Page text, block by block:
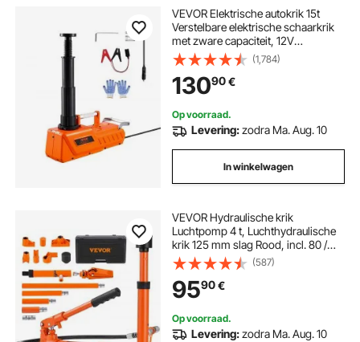
VEVOR Elektrische autokrik 15t
Verstelbare elektrische schaarkrik
met zware capaciteit, 12V
bandenwissel met dubbele voeding
en led-verlichting, krikset voor
sedan, SUV, vrachtwagen
(1,784)
13090€
Op voorraad.
Levering:zodra Ma. Aug. 10
In winkelwagen
VEVOR Hydraulische krik
Luchtpomp 4 t, Luchthydraulische
krik 125 mm slag Rood, incl. 80 /
130 / 210 / 415 mm verlengstang,
Elektrostatisch poederspuiten
Autoreparatie
(587)
9590€
Op voorraad.
Levering:zodra Ma. Aug. 10